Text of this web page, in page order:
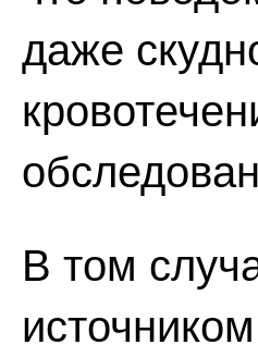
даже
В том